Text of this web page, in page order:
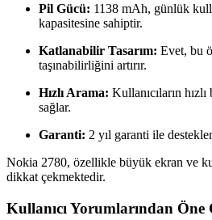
Pil Gücü: 1138 mAh, günlük
kapasitesine sahiptir.
Katlanabilir Tasarım: Evet, bu
taşınabilirliğini artırır.
Hızlı Arama: Kullanıcıların
sağlar.
Garanti: 2 yıl garanti ile
Nokia 2780, özellikle büyük ekran ve
dikkat çekmektedir.
Kullanıcı Yorumlarından Öne